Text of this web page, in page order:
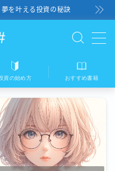
を叶える投資の秘訣
資の始め方 おすすめ書籍